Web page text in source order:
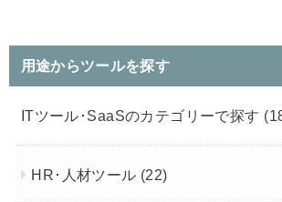
用途からツールを探す
ITツール･SaaSのカテゴリーで探す
HR･人材ツール (22)